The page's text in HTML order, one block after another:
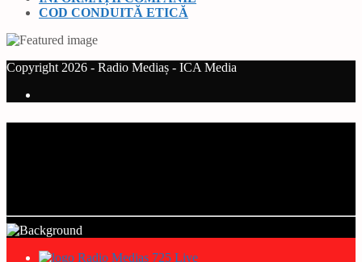
COD CONDUITĂ ETICĂ
Copyright 2026 - Radio Mediaș - ICA Media
Radio Mediaș 725 Live